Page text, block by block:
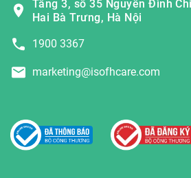
Tầng 3, số 35 Nguyễn Đình
Hai Bà Trưng, Hà Nội
1900 3367
marketing@isofhcare.com